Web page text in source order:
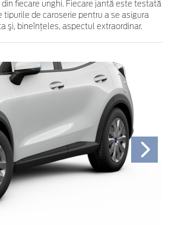
fiecare unghi. Fiecare jantă este testată
tipurile de caroserie pentru a se asigura
şi, bineînţeles, aspectul extraordinar.